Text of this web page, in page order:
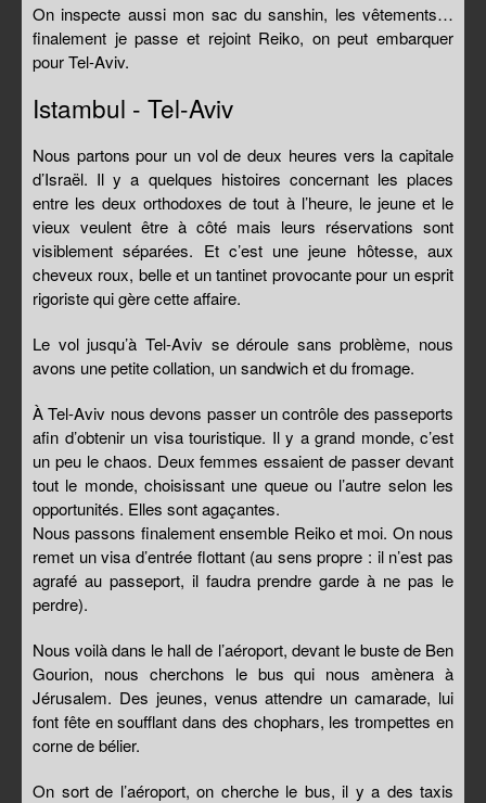
On inspecte aussi mon sac du sanshin, les vêtements…
finalement je passe et rejoint Reiko, on peut embarquer
pour Tel-Aviv.
Istambul - Tel-Aviv
Nous partons pour un vol de deux heures vers la capitale
d’Israël. Il y a quelques histoires concernant les places
entre les deux orthodoxes de tout à l’heure, le jeune et le
vieux veulent être à côté mais leurs réservations sont
visiblement séparées. Et c’est une jeune hôtesse, aux
cheveux roux, belle et un tantinet provocante pour un esprit
rigoriste qui gère cette affaire.
Le vol jusqu’à Tel-Aviv se déroule sans problème, nous
avons une petite collation, un sandwich et du fromage.
À Tel-Aviv nous devons passer un contrôle des passeports
afin d’obtenir un visa touristique. Il y a grand monde, c’est
un peu le chaos. Deux femmes essaient de passer devant
tout le monde, choisissant une queue ou l’autre selon les
opportunités. Elles sont agaçantes.
Nous passons finalement ensemble Reiko et moi. On nous
remet un visa d’entrée flottant (au sens propre : il n’est pas
agrafé au passeport, il faudra prendre garde à ne pas le
perdre).
Nous voilà dans le hall de l’aéroport, devant le buste de Ben
Gourion, nous cherchons le bus qui nous amènera à
Jérusalem. Des jeunes, venus attendre un camarade, lui
font fête en soufflant dans des chophars, les trompettes en
corne de bélier.
On sort de l’aéroport, on cherche le bus, il y a des taxis